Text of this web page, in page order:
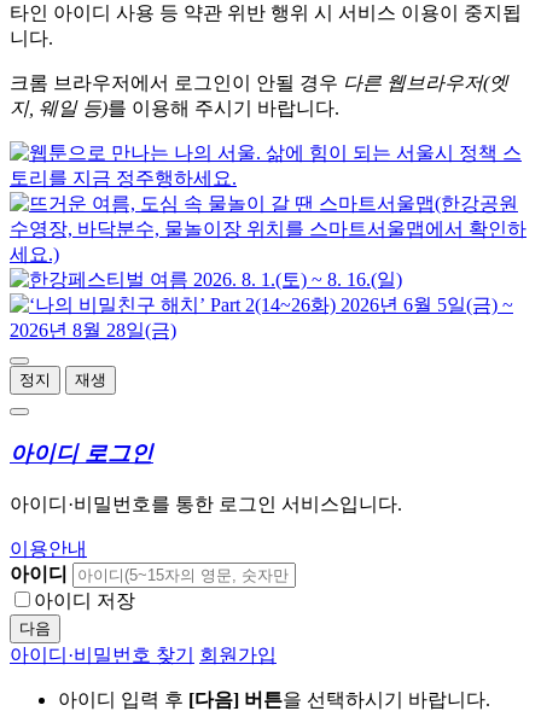
타인 아이디 사용 등 약관 위반 행위 시 서비스 이용이 중지됩
니다.
크롬 브라우저에서 로그인이 안될 경우 다른 웹브라우저(엣
지, 웨일 등)를 이용해 주시기 바랍니다.
정지 재생
아이디 로그인
아이디·비밀번호를 통한 로그인 서비스입니다.
이용안내
아이디
아이디 저장
다음
아이디·비밀번호 찾기 회원가입
아이디 입력 후 [다음] 버튼을 선택하시기 바랍니다.